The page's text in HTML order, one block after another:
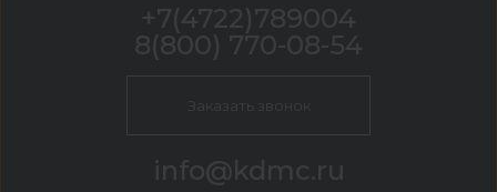
+7(4722)789004
8(800) 770-08-54
Заказать звонок
info@kdmc.ru